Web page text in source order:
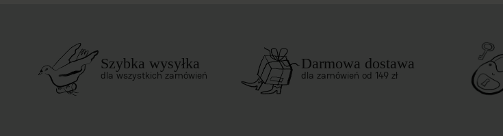
Szybka wysyłka
dla wszystkich zamówień
Darmowa dostawa
dla zamówień od 149 zł